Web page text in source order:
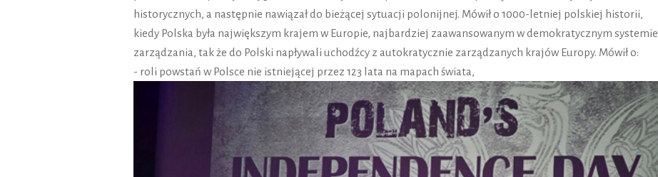
historycznych, a następnie nawiązał do bieżącej sytuacji polonijnej. Mówił o 1000-letniej polskiej historii,
kiedy Polska była największym krajem w Europie, najbardziej zaawansowanym w demokratycznym systemie
zarządzania, tak że do Polski napływali uchodźcy z autokratycznie zarządzanych krajów Europy. Mówił o:
- roli powstań w Polsce nie istniejącej przez 123 lata na mapach świata,